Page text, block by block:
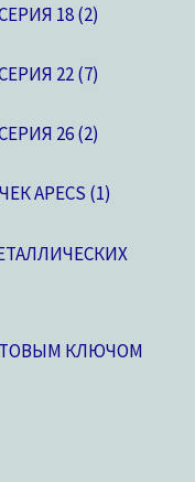
18 2
22 7
26 2
APECS 1
КЛЮЧОМ